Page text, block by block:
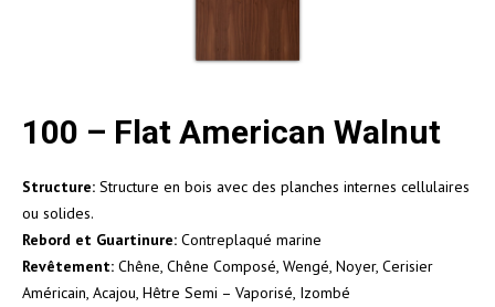
100 – Flat American Walnut
Structure: Structure en bois avec des planches internes cellulaires
ou solides.
Rebord et Guartinure: Contreplaqué marine
Revêtement: Chêne, Chêne Composé, Wengé, Noyer, Cerisier
Américain, Acajou, Hêtre Semi – Vaporisé, Izombé